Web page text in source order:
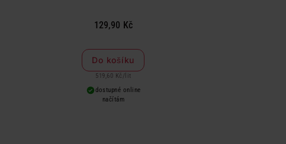
129,90 Kč
Do košíku
519,60 Kč / lit
dostupné online
načítám